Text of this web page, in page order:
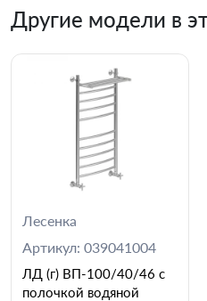
Другие модели в
Лесенка
Артикул: 039041004
ЛД (г) ВП-100/40/46 с
полочкой водяной